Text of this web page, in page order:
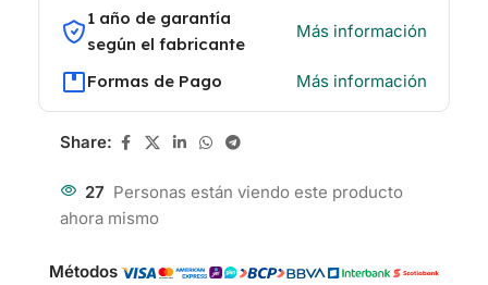
1 año de garantía
según el fabricante
Más información
Formas de Pago Más información
Share:
27 Personas están viendo este producto
ahora mismo
Métodos